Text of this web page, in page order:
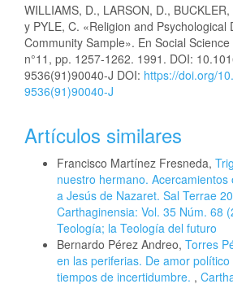
WILLIAMS, D., LARSON, D.,
y PYLE, C. «Religion and Psychological
Community Sample». En Social
n°11, pp. 1257-1262. 1991. DOI:
9536(91)90040-J DOI: https://doi.org/
9536(91)90040-J
Artículos similares
Francisco Martínez Fresneda,
nuestro hermano.
a Jesús de Nazaret. Sal Terrae
Carthaginensia: Vol. 35 Núm. 68
Teología; la Teología del futuro
Bernardo Pérez Andreo, Torres
en las periferias. De amor
tiempos de incertidumbre. ,